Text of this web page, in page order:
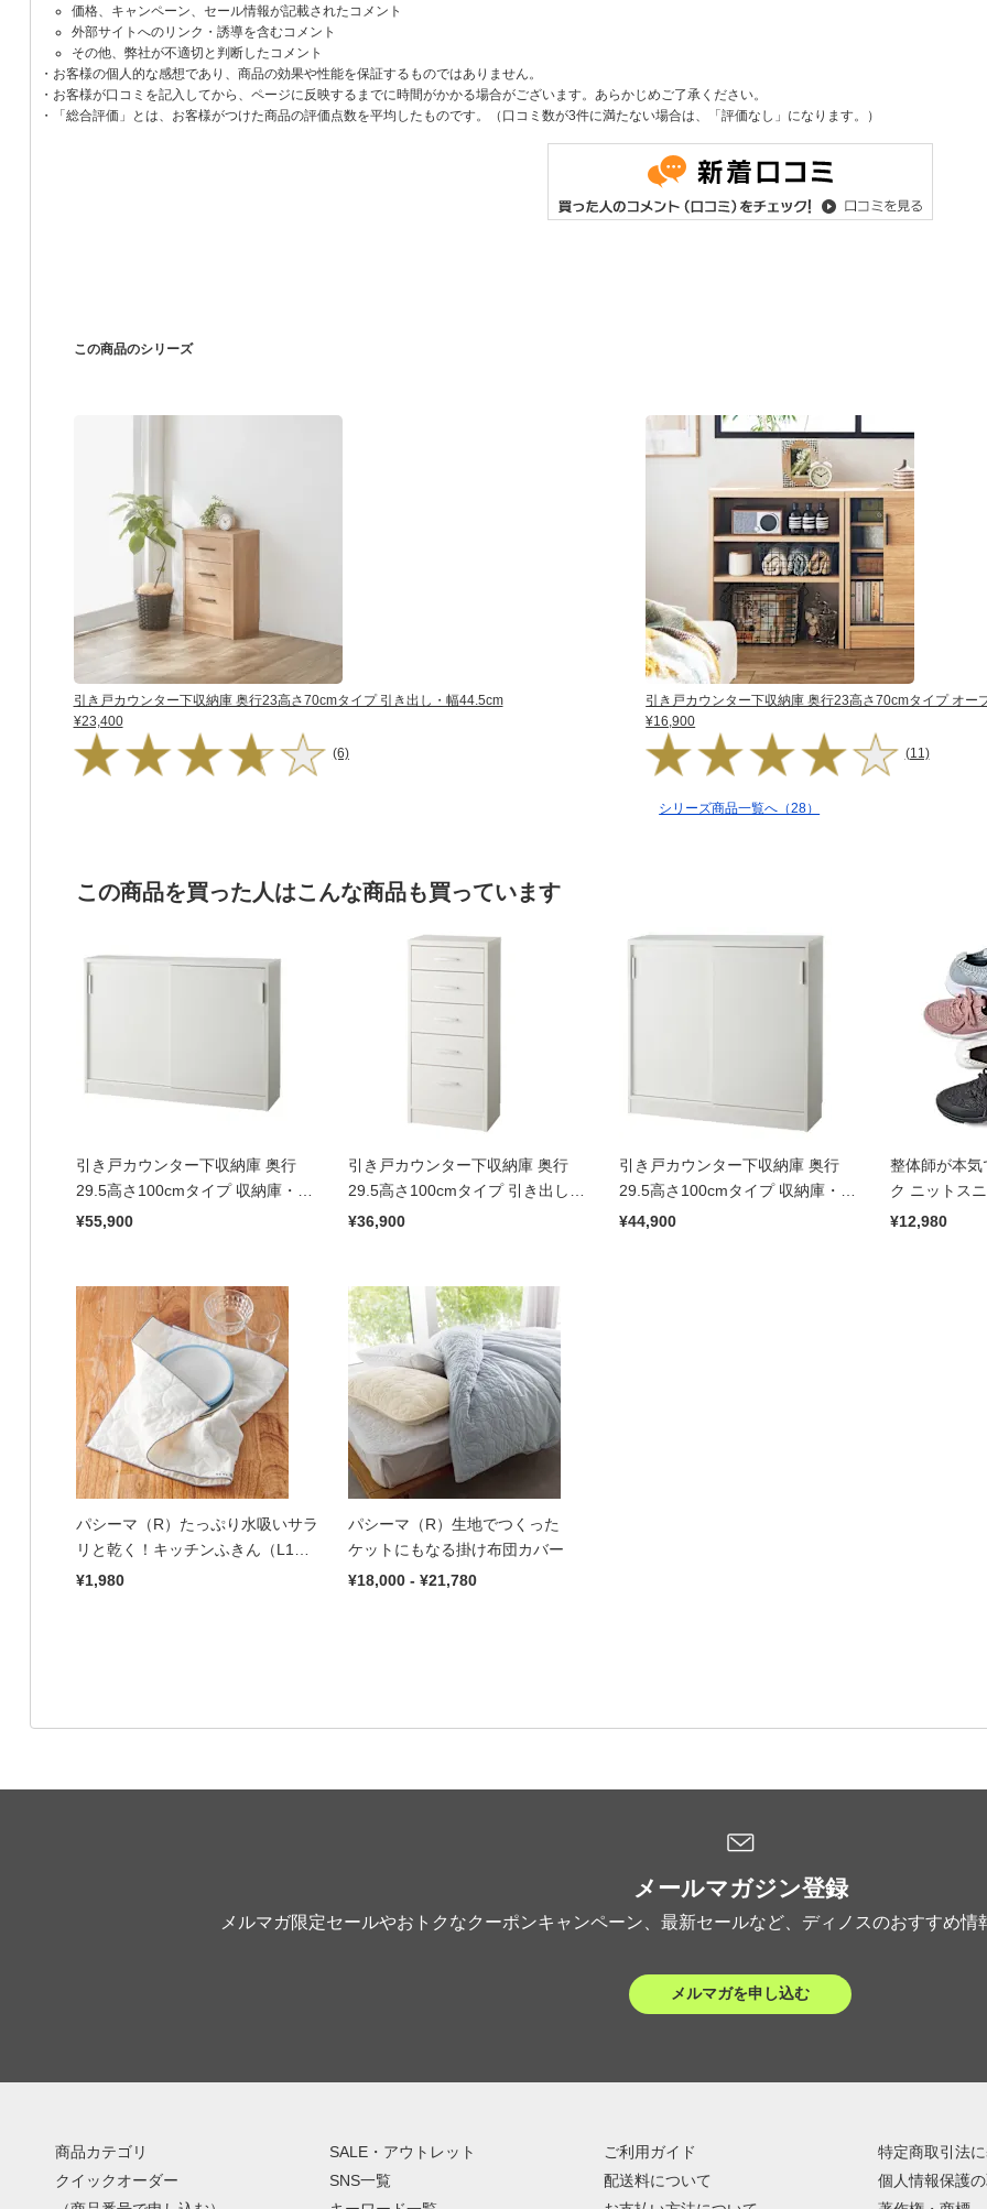
価格、キャンペーン、セール情報が記載されたコメント
外部サイトへのリンク・誘導を含むコメント
その他、弊社が不適切と判断したコメント
・お客様の個人的な感想であり、商品の効果や性能を保証するものではありません。
・お客様が口コミを記入してから、ページに反映するまでに時間がかかる場合がございます。あらかじめご了承ください。
・「総合評価」とは、お客様がつけた商品の評価点数を平均したものです。（口コミ数が3件に満たない場合は、「評価なし」になります。）
この商品のシリーズ
引き戸カウンター下収納庫 奥行23高さ70cmタイプ 引き出し・幅44.5cm
¥23,400
(6)
引き戸カウンター下収納庫 奥行23高さ70cmタイプ オー
¥16,900
(11)
シリーズ商品一覧へ（28）
この商品を買った人はこんな商品も買っています
引き戸カウンター下収納庫 奥行
29.5高さ100cmタイプ 収納庫・幅
120cm
¥55,900
引き戸カウンター下収納庫 奥行
29.5高さ100cmタイプ 引き出し・
幅44.5cm
¥36,900
引き戸カウンター下収納庫 奥行
29.5高さ100cmタイプ 収納庫・幅
90cm
¥44,900
整体師が本気
ク ニットス
¥12,980
パシーマ（R）たっぷり水吸いサラ
リと乾く！キッチンふきん（L1
枚）
¥1,980
パシーマ（R）生地でつくった
ケットにもなる掛け布団カバー
¥18,000 - ¥21,780
メールマガジン登録
メルマガ限定セールやおトクなクーポンキャンペーン、最新セールなど、ディノスのおすすめ情
メルマガを申し込む
商品カテゴリ
クイックオーダー
SALE・アウトレット
SNS一覧
ご利用ガイド
配送料について
特定商取引法
個人情報保護